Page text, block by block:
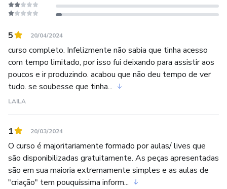
5 20/04/2024
curso completo. Infelizmente não sabia que tinha acesso
com tempo limitado, por isso fui deixando para assistir aos
poucos e ir produzindo. acabou que não deu tempo de ver
tudo. se soubesse que tinha...
LAILA
1 20/03/2024
O curso é majoritariamente formado por aulas/ lives que
são disponibilizadas gratuitamente. As peças apresentadas
são em sua maioria extremamente simples e as aulas de
"criação" tem pouquíssima inform...